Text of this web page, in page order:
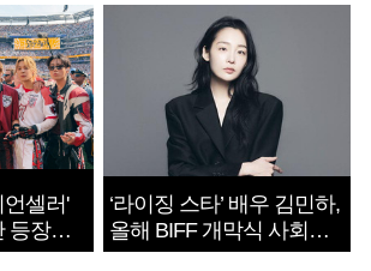
언셀러'
등장
‘라이징 스타’ 배우 김민하,
올해 BIFF 개막식 사회자
확정